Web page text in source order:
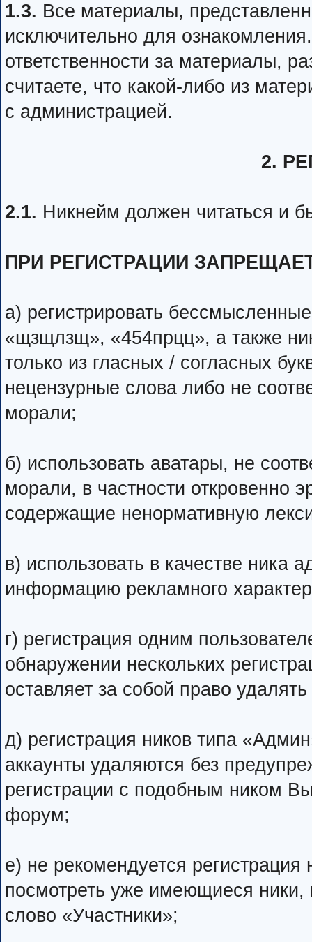
1.3. Все материалы,
исключительно для
ответственности за материалы,
считаете, что какой-либо из
с администрацией.
2.
2.1. Никнейм должен читаться и
ПРИ РЕГИСТРАЦИИ
а) регистрировать
«щзщлзщ», «454прцц», а также
только из гласных / согласных
нецензурные слова либо не
морали;
б) использовать аватары, не
морали, в частности откровенно
содержащие ненормативную
в) использовать в качестве ника
информацию рекламного
г) регистрация одним
обнаружении нескольких
оставляет за собой право
д) регистрация ников типа
аккаунты удаляются без
регистрации с подобным ником
форум;
е) не рекомендуется
посмотреть уже имеющиеся
слово «Участники»;